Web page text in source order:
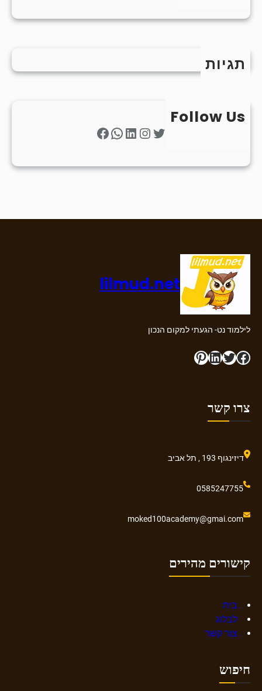
תגיות
Follow Us
Twitter
Instagram
LinkedIn
WhatsApp
Facebook
lilmud.net
לילמוד נט- הגעתי למקום הנכון
Facebook
Twitter
LinkedIn
Pinterest
צרו קשר
דיזינגוף 193 , תל אביב
0585247755
moked100academy@gmai.com
קישורים מהירים
בית
לבלוג
צור קשר
חיפוש